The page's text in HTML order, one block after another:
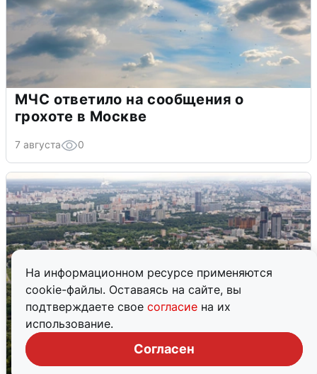
На информационном ресурсе применяются
cookie-файлы. Оставаясь на сайте, вы
подтверждаете свое согласие на их
использование.
Согласен
МЧС ответило на сообщения о
грохоте в Москве
7 августа 0